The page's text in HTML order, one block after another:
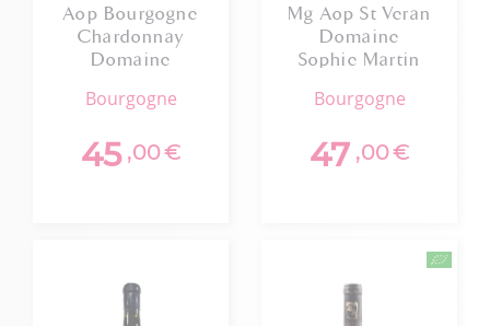
Aop Bourgogne
Chardonnay
Domaine
2022 75cl Bio
bourgogne
45 ,00€
Mg Aop St Veran
Domaine
Sophie Martin
bourgogne
47 ,00€